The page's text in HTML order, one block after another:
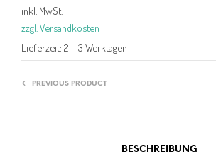
inkl. MwSt.
zzgl. Versandkosten
Lieferzeit: 2 – 3 Werktagen
PREVIOUS PRODUCT
BESCHREIBUNG